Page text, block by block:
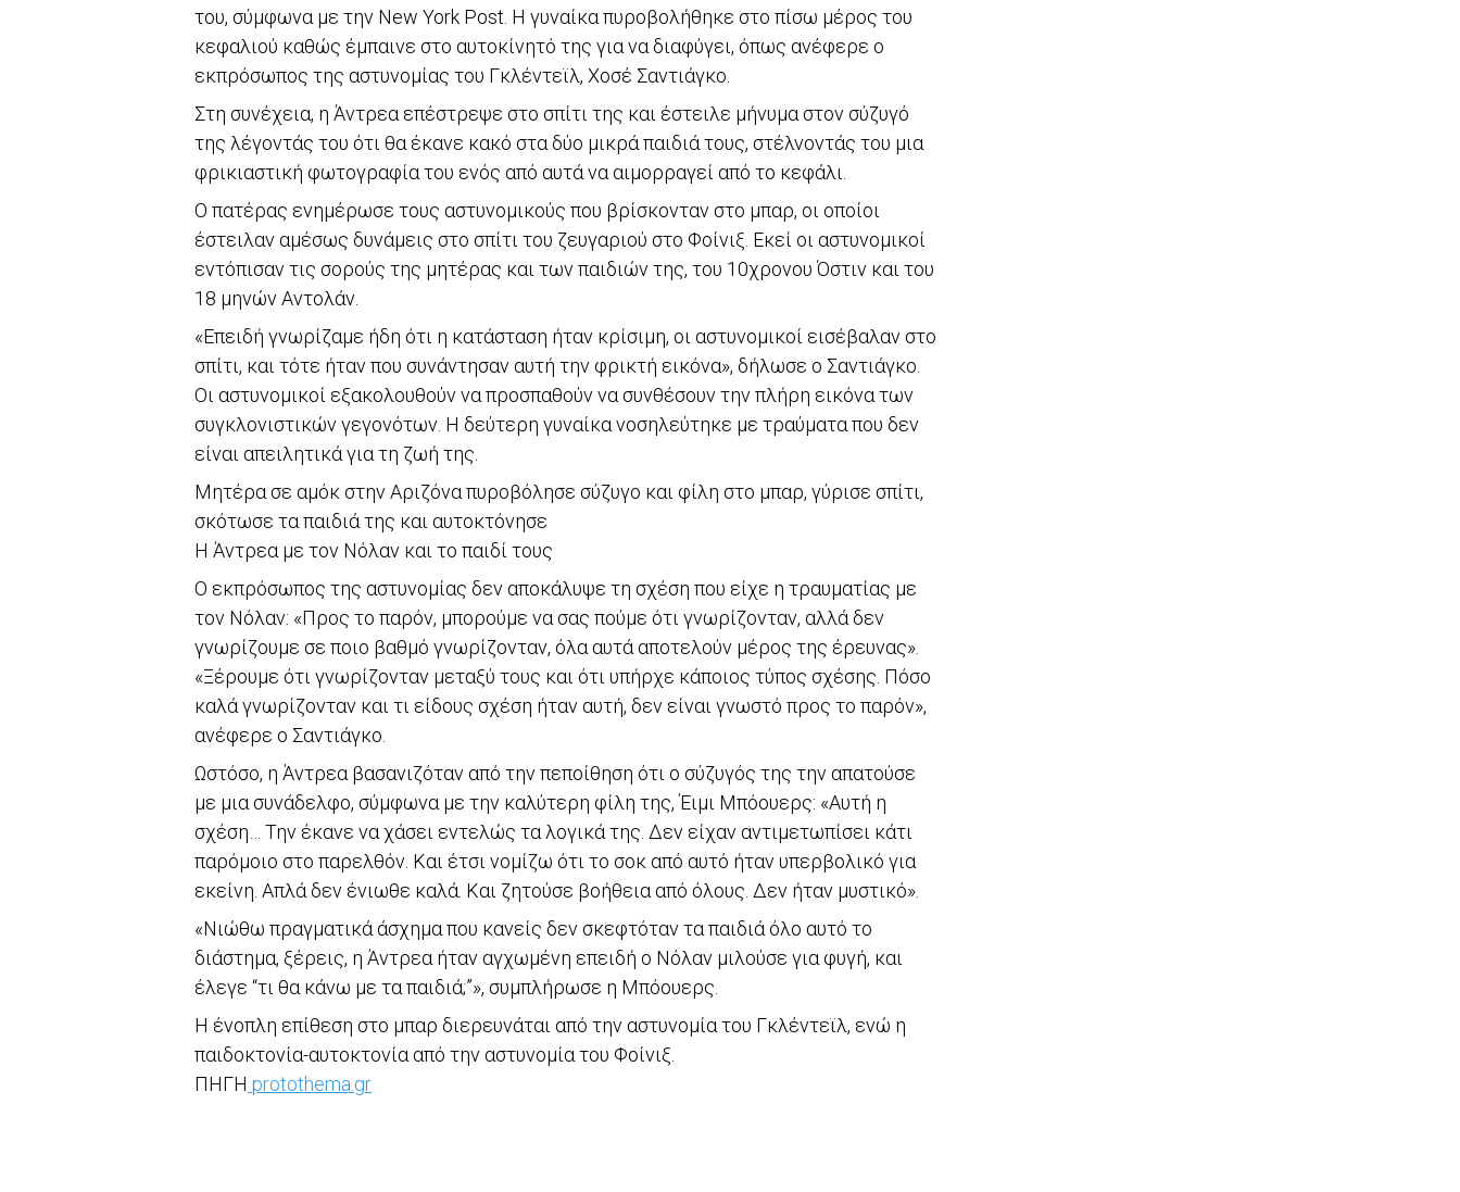
του, σύμφωνα με την New York Post. Η γυναίκα πυροβολήθηκε στο πίσω μέρος του
κεφαλιού καθώς έμπαινε στο αυτοκίνητό της για να διαφύγει, όπως ανέφερε ο
εκπρόσωπος της αστυνομίας του Γκλέντεϊλ, Χοσέ Σαντιάγκο.
Στη συνέχεια, η Άντρεα επέστρεψε στο σπίτι της και έστειλε μήνυμα στον σύζυγό
της λέγοντάς του ότι θα έκανε κακό στα δύο μικρά παιδιά τους, στέλνοντάς του μια
φρικιαστική φωτογραφία του ενός από αυτά να αιμορραγεί από το κεφάλι.
Ο πατέρας ενημέρωσε τους αστυνομικούς που βρίσκονταν στο μπαρ, οι οποίοι
έστειλαν αμέσως δυνάμεις στο σπίτι του ζευγαριού στο Φοίνιξ. Εκεί οι αστυνομικοί
εντόπισαν τις σορούς της μητέρας και των παιδιών της, του 10χρονου Όστιν και του
18 μηνών Αντολάν.
«Επειδή γνωρίζαμε ήδη ότι η κατάσταση ήταν κρίσιμη, οι αστυνομικοί εισέβαλαν στο
σπίτι, και τότε ήταν που συνάντησαν αυτή την φρικτή εικόνα», δήλωσε ο Σαντιάγκο.
Οι αστυνομικοί εξακολουθούν να προσπαθούν να συνθέσουν την πλήρη εικόνα των
συγκλονιστικών γεγονότων. Η δεύτερη γυναίκα νοσηλεύτηκε με τραύματα που δεν
είναι απειλητικά για τη ζωή της.
Μητέρα σε αμόκ στην Αριζόνα πυροβόλησε σύζυγο και φίλη στο μπαρ, γύρισε σπίτι,
σκότωσε τα παιδιά της και αυτοκτόνησε
Η Άντρεα με τον Νόλαν και το παιδί τους
O εκπρόσωπος της αστυνομίας δεν αποκάλυψε τη σχέση που είχε η τραυματίας με
τον Νόλαν: «Προς το παρόν, μπορούμε να σας πούμε ότι γνωρίζονταν, αλλά δεν
γνωρίζουμε σε ποιο βαθμό γνωρίζονταν, όλα αυτά αποτελούν μέρος της έρευνας».
«Ξέρουμε ότι γνωρίζονταν μεταξύ τους και ότι υπήρχε κάποιος τύπος σχέσης. Πόσο
καλά γνωρίζονταν και τι είδους σχέση ήταν αυτή, δεν είναι γνωστό προς το παρόν»,
ανέφερε ο Σαντιάγκο.
Ωστόσο, η Άντρεα βασανιζόταν από την πεποίθηση ότι ο σύζυγός της την απατούσε
με μια συνάδελφο, σύμφωνα με την καλύτερη φίλη της, Έιμι Μπόουερς: «Αυτή η
σχέση… Την έκανε να χάσει εντελώς τα λογικά της. Δεν είχαν αντιμετωπίσει κάτι
παρόμοιο στο παρελθόν. Και έτσι νομίζω ότι το σοκ από αυτό ήταν υπερβολικό για
εκείνη. Απλά δεν ένιωθε καλά. Και ζητούσε βοήθεια από όλους. Δεν ήταν μυστικό».
«Νιώθω πραγματικά άσχημα που κανείς δεν σκεφτόταν τα παιδιά όλο αυτό το
διάστημα, ξέρεις, η Άντρεα ήταν αγχωμένη επειδή ο Νόλαν μιλούσε για φυγή, και
έλεγε “τι θα κάνω με τα παιδιά;”», συμπλήρωσε η Μπόουερς.
Η ένοπλη επίθεση στο μπαρ διερευνάται από την αστυνομία του Γκλέντεϊλ, ενώ η
παιδοκτονία-αυτοκτονία από την αστυνομία του Φοίνιξ.
ΠΗΓΗ protothema.gr